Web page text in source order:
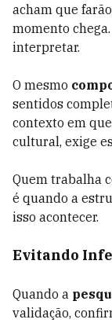
acham que
momento
interpretar.
O mesmo
sentidos
contexto em
cultural, exige
Quem trabalha
é quando a
isso acontecer.
Evitando
Quando a
validação,